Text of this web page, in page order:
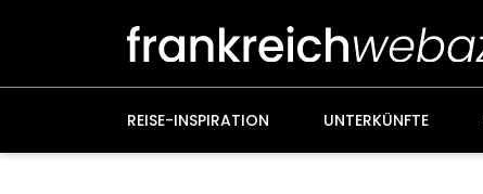
REISE-INSPIRATION UNTERKÜNFTE